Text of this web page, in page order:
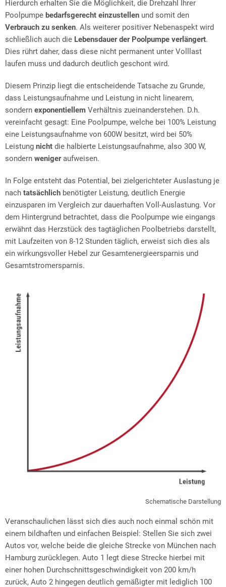
Hierdurch erhalten Sie die Möglichkeit, die Drehzahl Ihrer
Poolpumpe bedarfsgerecht einzustellen und somit den
Verbrauch zu senken. Als weiterer positiver Nebenaspekt wird
schließlich auch die Lebensdauer der Poolpumpe verlängert.
Dies rührt daher, dass diese nicht permanent unter Volllast
laufen muss und dadurch deutlich geschont wird.
Diesem Prinzip liegt die entscheidende Tatsache zu Grunde,
dass Leistungsaufnahme und Leistung in nicht linearem,
sondern exponentiellem Verhältnis zueinanderstehen. D.h.
vereinfacht gesagt: Eine Poolpumpe, welche bei 100% Leistung
eine Leistungsaufnahme von 600W besitzt, wird bei 50%
Leistung nicht die halbierte Leistungsaufnahme, also 300 W,
sondern wenigeraufweisen.
In Folge entsteht das Potential, bei zielgerichteter Auslastung je
nach tatsächlich benötigter Leistung, deutlich Energie
einzusparen im Vergleich zur dauerhaften Voll-Auslastung. Vor
dem Hintergrund betrachtet, dass die Poolpumpe wie eingangs
erwähnt das Herzstück des tagtäglichen Poolbetriebs darstellt,
mit Laufzeiten von 8-12 Stunden täglich, erweist sich dies als
ein wirkungsvoller Hebel zur Gesamtenergieersparnis und
Gesamtstromersparnis.
Schematische Darstellung
Veranschaulichen lässt sich dies auch noch einmal schön mit
einem bildhaften und einfachen Beispiel: Stellen Sie sich zwei
Autos vor, welche beide die gleiche Strecke von München nach
Hamburg zurücklegen. Auto 1 legt diese Strecke hierbei mit
einer hohen Durchschnittsgeschwindigkeit von 200 km/h
zurück, Auto 2 hingegen deutlich gemäßigter mit lediglich 100